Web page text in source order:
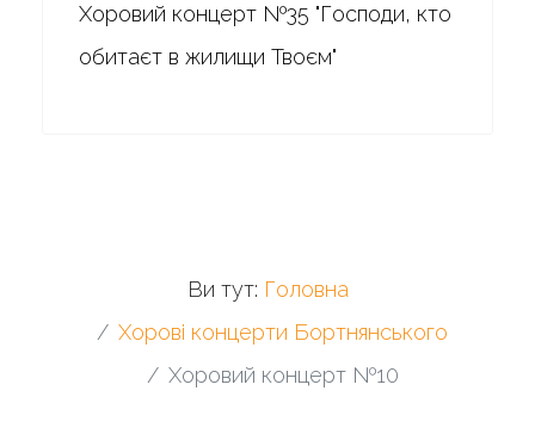
Хоровий концерт №35 "Господи, кто
обитаєт в жилищи Твоєм"
Ви тут: Головна
Хорові концерти Бортнянського
Хоровий концерт №10